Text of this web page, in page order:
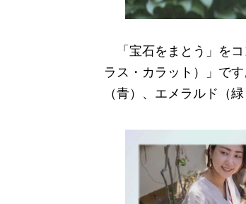
「宝石をまとう」をコ
ラス・カラット）」で
（青）、エメラルド（